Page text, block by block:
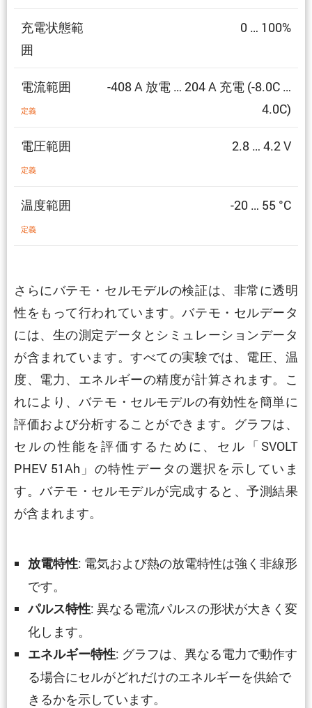
充電状態範
囲
0 … 100%
電流範囲
定義
-408 A 放電 … 204 A 充電 (-8.0C …
4.0C)
電圧範囲
定義
2.8 … 4.2 V
温度範囲
定義
-20 … 55 °C
さらにバテモ・セルモデルの検証は、非常に透明
性をもって行われています。バテモ・セルデータ
には、生の測定データとシミュレーションデータ
が含まれています。すべての実験では、電圧、温
度、電力、エネルギーの精度が計算されます。こ
れにより、バテモ・セルモデルの有効性を簡単に
評価および分析することができます。グラフは、
セルの性能を評価するために、セル「SVOLT
PHEV 51Ah」の特性データの選択を示していま
す。バテモ・セルモデルが完成すると、予測結果
が含まれます。
放電特性: 電気および熱の放電特性は強く非線形
です。
パルス特性: 異なる電流パルスの形状が大きく変
化します。
エネルギー特性: グラフは、異なる電力で動作す
る場合にセルがどれだけのエネルギーを供給で
きるかを示しています。